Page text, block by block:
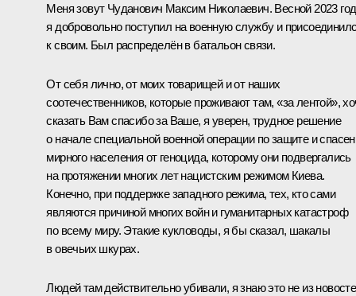
Меня зовут Чуданович Максим Николаевич. Весной 2023
я добровольно поступил на военную службу и
к своим. Был распределён в батальон связи.
От себя лично, от моих товарищей и от наших
соотечественников, которые проживают там, «за лентой»,
сказать Вам спасибо за Ваше, я уверен, трудное решение
о начале специальной военной операции по защите и
мирного населения от геноцида, которому они подвергались
на протяжении многих лет нацистским режимом Киева.
Конечно, при поддержке западного режима, тех, кто сами
являются причиной многих войн и гуманитарных катастроф
по всему миру. Этакие кукловоды, я бы сказал, шакалы
в овечьих шкурах.
Людей там действительно убивали, я знаю это не из